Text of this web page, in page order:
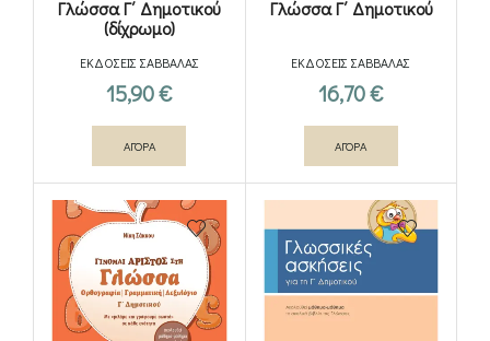
Γλώσσα Γ΄ Δημοτικού
(δίχρωμο)
ΕΚΔΟΣΕΙΣ ΣΑΒΒΑΛΑΣ
15,90€
ΑΓΟΡΑ
Γλώσσα Γ΄ Δημοτικού
ΕΚΔΟΣΕΙΣ ΣΑΒΒΑΛΑΣ
16,70€
ΑΓΟΡΑ